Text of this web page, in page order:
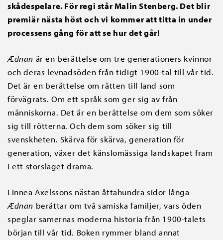
skådespelare. För regi står Malin Stenberg. Det blir
premiär nästa höst och vi kommer att titta in under
processens gång för att se hur det går!
Ædnan är en berättelse om tre generationers kvinnor
och deras levnadsöden från tidigt 1900-tal till vår tid.
Det är en berättelse om rätten till land som
förvägrats. Om ett språk som ger sig av från
människorna. Det är en berättelse om dem som söker
sig till rötterna. Och dem som söker sig till
svenskheten. Skärva för skärva, generation för
generation, växer det känslomässiga landskapet fram
i ett storslaget drama.
Linnea Axelssons nästan åttahundra sidor långa
Ædnan berättar om två samiska familjer, vars öden
speglar samernas moderna historia från 1900-talets
början till vår tid. Boken rymmer bland annat